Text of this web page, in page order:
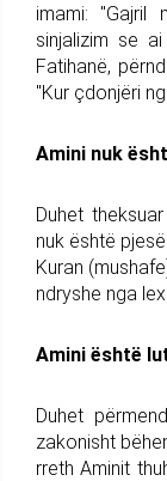
imami: "Gajril
sinjalizim se
Fatihanë,
"Kur çdonjëri
Amini nuk
Duhet
nuk është
Kuran
ndryshe nga
Amini është
Duhet
zakonisht
rreth Aminit